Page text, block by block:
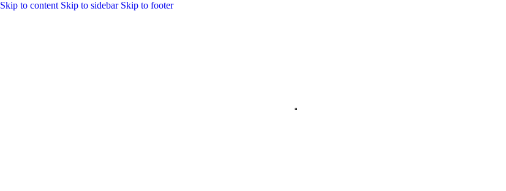
Skip to content Skip to sidebar Skip to footer